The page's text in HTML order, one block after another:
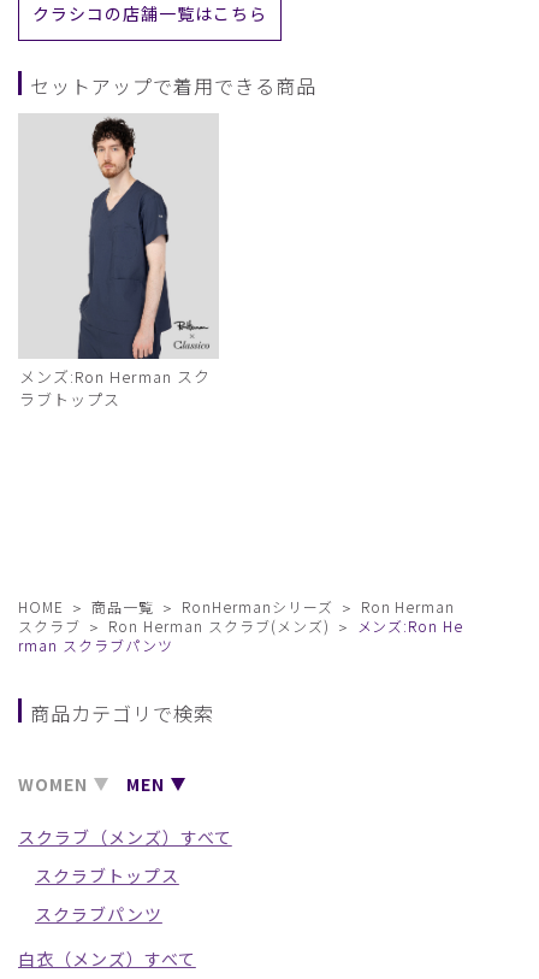
クラシコの店舗一覧はこちら
セットアップで着用できる商品
メンズ:Ron Herman スク
ラブトップス
HOME 商品一覧 RonHermanシリーズ
Ron Herman
スクラブ
Ron Herman スクラブ(メンズ)
メンズ:Ron He
rman スクラブパンツ
商品カテゴリで検索
WOMEN MEN
スクラブ（メンズ）すべて
スクラブトップス
スクラブパンツ
白衣（メンズ）すべて